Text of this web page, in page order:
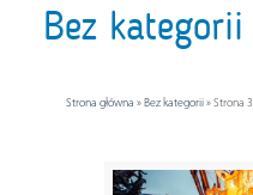
Bez kategorii
Strona główna » Bez kategorii»Strona 3